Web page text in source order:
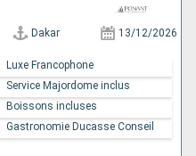
Dakar 13/12/2026
Luxe Francophone
Service Majordome inclus
Boissons incluses
Gastronomie Ducasse Conseil